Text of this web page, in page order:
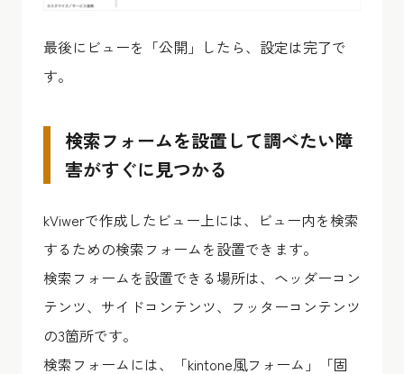
最後にビューを「公開」したら、設定は完了で
す。
検索フォームを設置して調べたい障
害がすぐに見つかる
kViwerで作成したビュー上には、ビュー内を検索
するための検索フォームを設置できます。
検索フォームを設置できる場所は、ヘッダーコン
テンツ、サイドコンテンツ、フッターコンテンツ
の3箇所です。
検索フォームには、「kintone風フォーム」「固